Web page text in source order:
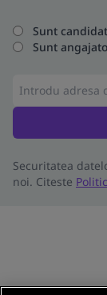
Sunt candidat
Sunt
Securitatea
noi. Citeste